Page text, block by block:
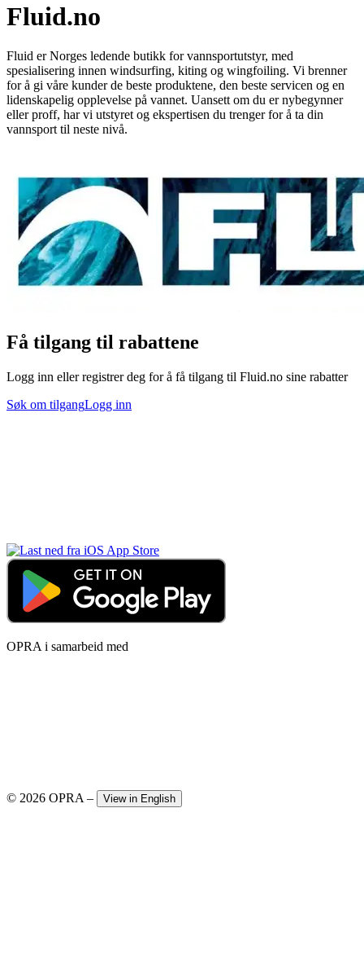
Fluid.no
Fluid er Norges ledende butikk for vannsportutstyr, med
spesialisering innen windsurfing, kiting og wingfoiling. Vi brenner
for å gi våre kunder de beste produktene, den beste servicen og en
lidenskapelig opplevelse på vannet. Uansett om du er nybegynner
eller proff, har vi utstyret og ekspertisen du trenger for å ta din
vannsport til neste nivå.
Få tilgang til rabattene
Logg inn eller registrer deg for å få tilgang til Fluid.no sine rabatter
Søk om tilgangLogg inn
OPRA i samarbeid med
© 2026 OPRA – View in English